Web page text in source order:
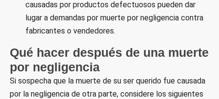
causadas por productos defectuosos pueden dar
lugar a demandas por muerte por negligencia contra
fabricantes o vendedores.
Qué hacer después de una muerte
por negligencia
Si sospecha que la muerte de su ser querido fue causada
por la negligencia de otra parte, considere los siguientes